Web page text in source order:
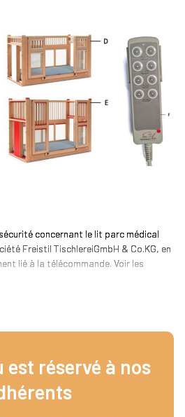
concernant le lit parc médical
Freistil TischlereiGmbH & Co.KG, en
lié à la télécommande. Voir les
est réservé à nos